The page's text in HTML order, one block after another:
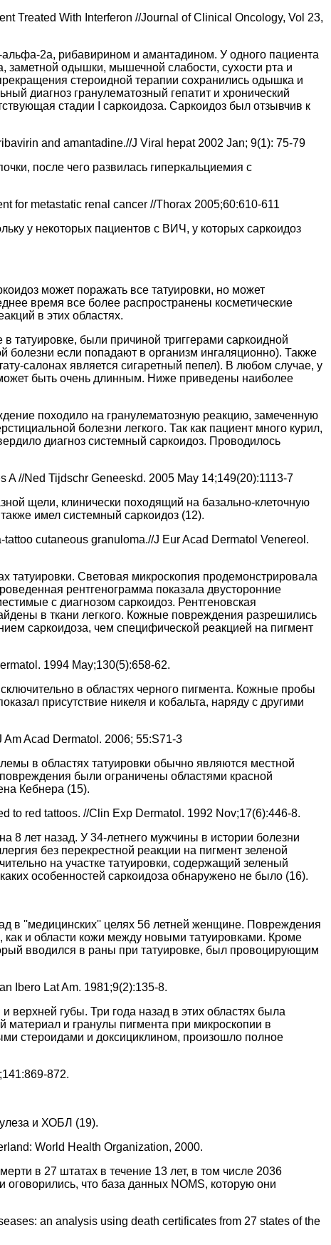
Treated With Interferon //Journal of Clinical Oncology, Vol 23,
2а, рибавирином и амантадином. У одного пациента
заметной одышки, мышечной слабости, сухости рта и
стероидной терапии сохранились одышка и
диагноз гранулематозный гепатит и хронический
стадии I саркоидоза. Саркоидоз был отзывчив к
and amantadine.//J Viral hepat 2002 Jan; 9(1): 75-79
после чего развилась гиперкальциемия с
for metastatic renal cancer //Thorax 2005;60:610-611
у некоторых пациентов с ВИЧ, у которых саркоидоз
может поражать все татуировки, но может
время все более распространены косметические
в этих областях.
татуировке, были причиной триггерами саркоидной
болезни если попадают в организм ингаляционно). Также
салонах является сигаретный пепел). В любом случае, у
быть очень длинным. Ниже приведены наиболее
походило на гранулематозную реакцию, замеченную
болезни легкого. Так как пациент много курил,
диагноз системный саркоидоз. Проводилось
//Ned Tijdschr Geneeskd. 2005 May 14;149(20):1113-7
щели, клинически походящий на базально-клеточную
имел системный саркоидоз (12).
cutaneous granuloma.//J Eur Acad Dermatol Venereol.
татуировки. Световая микроскопия продемонстрировала
рентгенограмма показала двусторонние
с диагнозом саркоидоз. Рентгеновская
в ткани легкого. Кожные повреждения разрешились
саркоидоза, чем специфической реакцией на пигмент
1994 May;130(5):658-62.
в областях черного пигмента. Кожные пробы
присутствие никеля и кобальта, наряду с другими
Acad Dermatol. 2006; 55:S71-3
в областях татуировки обычно являются местной
были ограничены областями красной
Кебнера (15).
to red tattoos. //Clin Exp Dermatol. 1992 Nov;17(6):446-8.
8 лет назад. У 34-летнего мужчины в истории болезни
без перекрестной реакции на пигмент зеленой
на участке татуировки, содержащий зеленый
особенностей саркоидоза обнаружено не было (16).
в ''медицинских'' целях 56 летней женщине. Повреждения
и области кожи между новыми татуировками. Кроме
вводился в раны при татуировке, был провоцирующим
Ibero Lat Am. 1981;9(2):135-8.
губы. Три года назад в этих областях была
материал и гранулы пигмента при микроскопии в
стероидами и доксициклином, произошло полное
872.
и ХОБЛ (19).
World Health Organization, 2000.
в 27 штатах в течение 13 лет, в том числе 2036
что база данных NOMS, которую они
an analysis using death certificates from 27 states of the